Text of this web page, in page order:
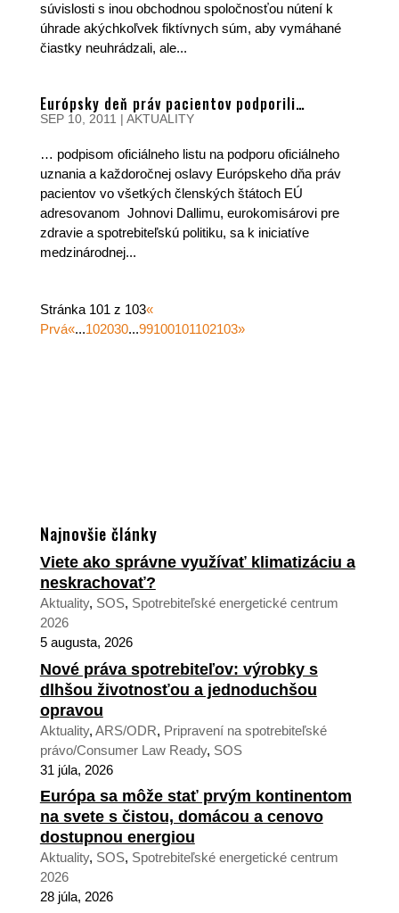
súvislosti s inou obchodnou spoločnosťou nútení k
úhrade akýchkoľvek fiktívnych súm, aby vymáhané
čiastky neuhrádzali, ale...
Európsky deň práv pacientov podporili…
SEP 10, 2011 | AKTUALITY
… podpisom oficiálneho listu na podporu oficiálneho
uznania a každoročnej oslavy Európskeho dňa práv
pacientov vo všetkých členských štátoch EÚ
adresovanom Johnovi Dallimu, eurokomisárovi pre
zdravie a spotrebiteľskú politiku, sa k iniciatíve
medzinárodnej...
Stránka 101 z 103«
Prvá«...102030...99100101102103»
Najnovšie články
Viete ako správne využívať klimatizáciu a
neskrachovať?
Aktuality, SOS, Spotrebiteľské energetické centrum
2026
5 augusta, 2026
Nové práva spotrebiteľov: výrobky s
dlhšou životnosťou a jednoduchšou
opravou
Aktuality, ARS/ODR, Pripravení na spotrebiteľské
právo/Consumer Law Ready, SOS
31 júla, 2026
Európa sa môže stať prvým kontinentom
na svete s čistou, domácou a cenovo
dostupnou energiou
Aktuality, SOS, Spotrebiteľské energetické centrum
2026
28 júla, 2026